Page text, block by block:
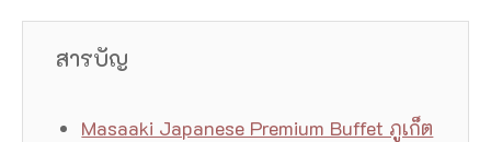
สารบัญ
Masaaki Japanese Premium Buffet ภูเก็ต